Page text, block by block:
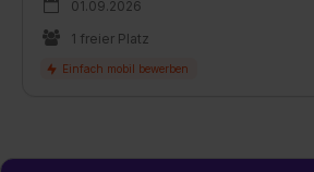
01.09.2026
1 freier Platz